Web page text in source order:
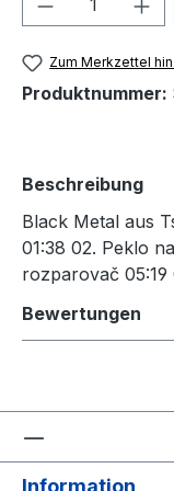
Zum Merkzettel
Produktnummer:
Beschreibung
Black Metal aus
01:38 02. Peklo
rozparovač
Bewertungen
Information